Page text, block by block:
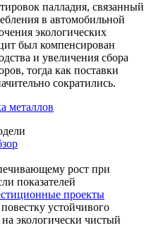
палладия, связанный
в автомобильной
экологических
был компенсирован
и увеличения сбора
тогда как поставки
сократились.
металлов
рост при
показателей
проекты
устойчивого
экологически чистый